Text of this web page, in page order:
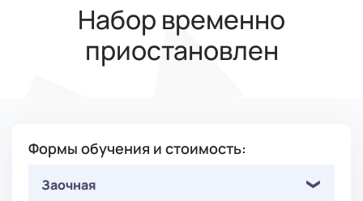
Набор временно
приостановлен
Формы обучения и стоимость:
Заочная